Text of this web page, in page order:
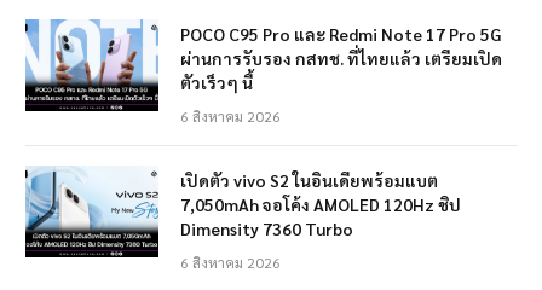
POCO C95 Pro และ Redmi Note 17 Pro 5G
ผ่านการรับรอง กสทช. ที่ไทยแล้ว เตรียมเปิด
ตัวเร็วๆ นี้
6 สิงหาคม 2026
เปิดตัว vivo S2 ในอินเดียพร้อมแบต
7,050mAh จอโค้ง AMOLED 120Hz ชิป
Dimensity 7360 Turbo
6 สิงหาคม 2026